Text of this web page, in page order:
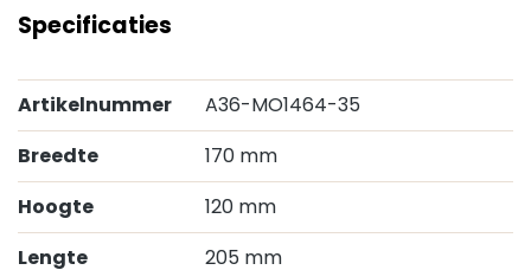
Specificaties
Artikelnummer
A36-MO1464-35
Breedte
170 mm
Hoogte
120 mm
Lengte
205 mm